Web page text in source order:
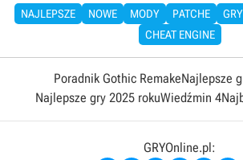
NAJLEPSZE NOWE MODY PATCHE
CHEAT ENGINE
Poradnik Gothic RemakeNajlepsze
Najlepsze gry 2025 rokuWiedźmin 4
GRYOnline.pl: